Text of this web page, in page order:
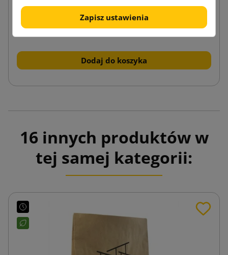
automatycznym dnem SendBox S50
od 4,75 zł brutto
Dodaj do koszyka
16 innych produktów w
tej samej kategorii:
Zapisz ustawienia